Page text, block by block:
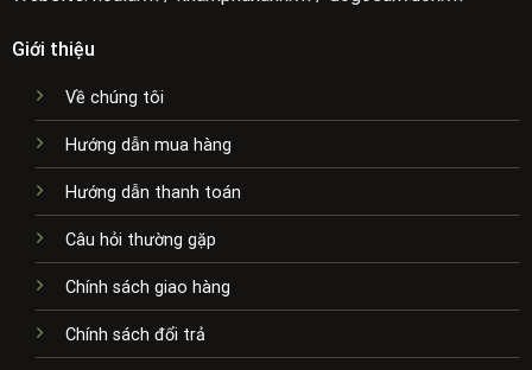
Giới thiệu
Về chúng tôi
Hướng dẫn mua hàng
Hướng dẫn thanh toán
Câu hỏi thường gặp
Chính sách giao hàng
Chính sách đổi trả